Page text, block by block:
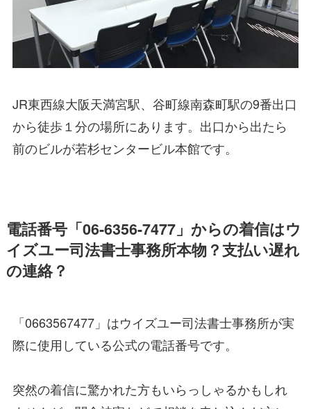
JR東西線大阪天満宮駅、谷町線南森町駅の9番出口
から徒歩１分の場所にあります。出口から出たら
前のビルが若杉センタービル本館です。
電話番号「06-6356-7477」からの着信はウ
イズユー司法書士事務所本物？支払い遅れ
の連絡？
「0663567477」はウイズユー司法書士事務所が実
際に使用している公式の電話番号です。
突然の着信に驚かれた方もいらっしゃるかもしれ